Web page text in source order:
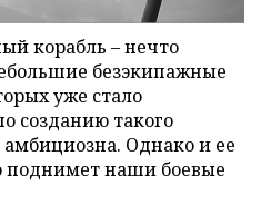
корабль – нечто
безэкипажные
уже стало
созданию такого
Однако и ее
поднимет наши боевые